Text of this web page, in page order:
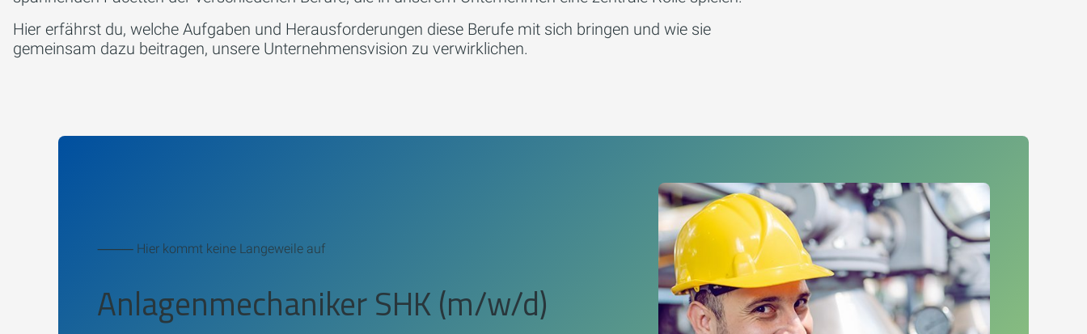
Hier erfährst du, welche Aufgaben und Herausforderungen diese Berufe mit sich bringen und wie sie
gemeinsam dazu beitragen, unsere Unternehmensvision zu verwirklichen.
⸻ Hier kommt keine Langeweile auf
Anlagenmechaniker SHK (m/w/d)